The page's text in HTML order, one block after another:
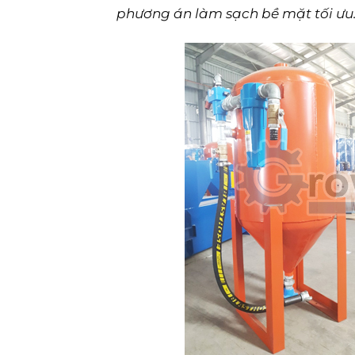
phương án làm sạch bề mặt tối